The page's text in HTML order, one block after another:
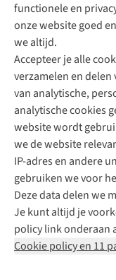
functionele en
onze website goed
we altijd.
Accepteer je alle
verzamelen en
van analytische,
analytische cookies
website wordt
we de website
IP-adres en andere
gebruiken we voor
Deze data delen we
Je kunt altijd je
policy link onderaan
Cookie policy en 11
Direct advies
+31 (0)85 888
+31 6 12 28 49 80